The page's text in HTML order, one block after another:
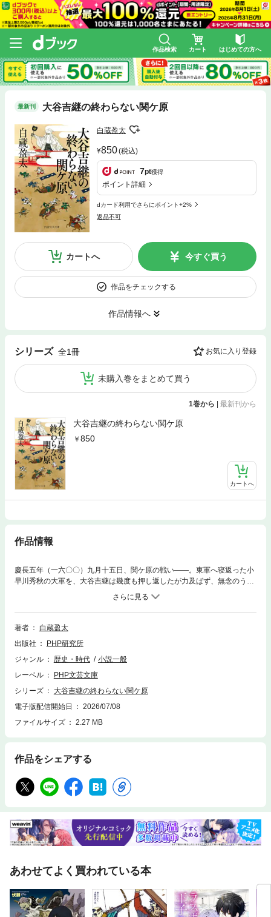
作品検索 カート はじめての方へ
最新刊 大谷吉継の終わらない関ケ原
白蔵盈太
850(税込)
7pt獲得
ポイント詳細
dカード利用でさらにポイント+2%
返品不可
カートへ 今すぐ買う
作品をチェックする
作品情報へ
シリーズ 全1冊 お気に入り登録
未購入巻をまとめて買う
1巻から | 最新刊から
大谷吉継の終わらない関ケ原
850
カートへ
作品情報
慶長五年（一六〇〇）九月十五日、関ケ原の戦い——。東軍へ寝返った小
早川秀秋の大軍を、大谷吉継は幾度も押し返したが力及ばず、無念のうち
に切腹した。しかし、まばゆい光の中で目を覚ますと、目の前にはデウス
の姿があった。「大谷刑部少輔吉継、この戦をやり直してみるか」三年前
に戻った吉継は、再び関ケ原を戦うことに——。果たして、吉継は小早川
の裏切りを防ぎ、盟友・石田三成を勝たせることができるのか！？ 失敗
は。』で2024年啓文堂書店時代小説大賞、『一遍踊って死んでみな』でS
NS推し本大賞2025発掘賞部門を受賞した著者による、タイムループ×歴史
著者
白蔵盈太
出版社
PHP研究所
ジャンル
歴史・時代
小説一般
レーベル
PHP文芸文庫
シリーズ
大谷吉継の終わらない関ケ原
電子版配信開始日
2026/07/08
ファイルサイズ
2.27 MB
作品をシェアする
あわせてよく買われている本